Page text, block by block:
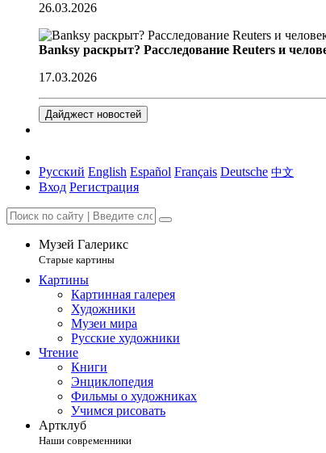
26.03.2026
Banksy раскрыт? Расследование Reuters и
17.03.2026
Дайджест новостей
Русский English Español Français Deutsche 中文
Вход Регистрация
Музей Галерикс
Старые картины
Картины
Картинная галерея
Художники
Музеи мира
Русские художники
Чтение
Книги
Энциклопедия
Фильмы о художниках
Учимся рисовать
Артклуб
Наши современники